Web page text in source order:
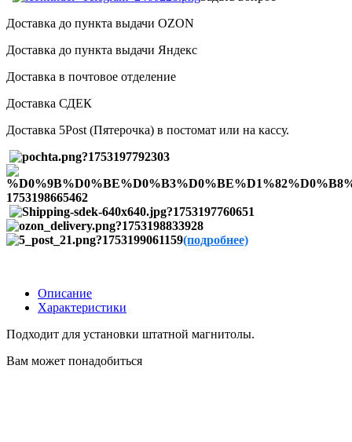
Доставка до пункта выдачи OZON
Доставка до пункта выдачи Яндекс
Доставка в почтовое отделение
Доставка СДЕК
Доставка 5Post (Пятерочка) в постомат или на кассу.
(подробнее)
Описание
Характеристики
Подходит для установки штатной магнитолы.
Вам может понадобиться